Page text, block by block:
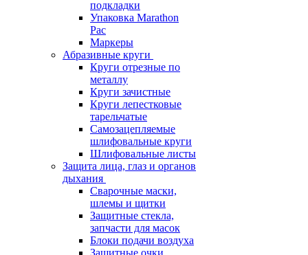
подкладки
Упаковка Marathon
Pac
Маркеры
Абразивные круги
Круги отрезные по
металлу
Круги зачистные
Круги лепестковые
тарельчатые
Самозацепляемые
шлифовальные круги
Шлифовальные листы
Защита лица, глаз и органов
дыхания
Сварочные маски,
шлемы и щитки
Защитные стекла,
запчасти для масок
Блоки подачи воздуха
Защитные очки